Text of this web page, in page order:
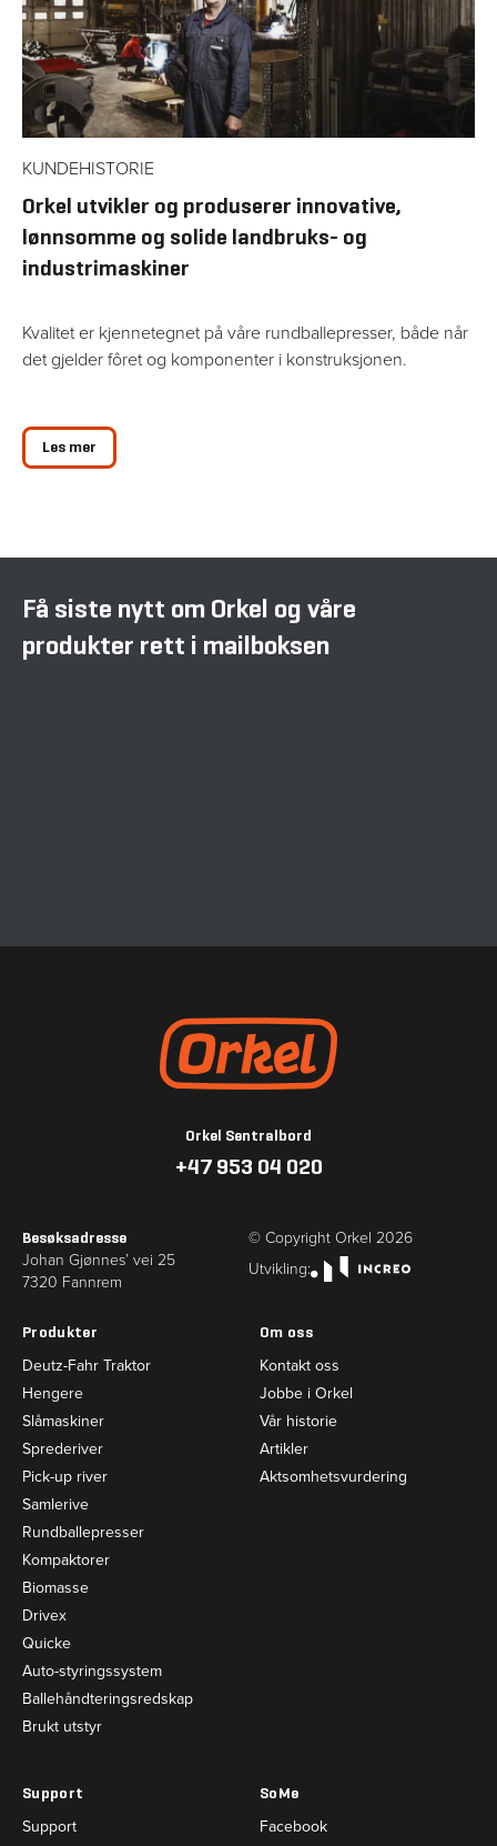
KUNDEHISTORIE
Orkel utvikler og produserer innovative,
lønnsomme og solide landbruks- og
industrimaskiner
Kvalitet er kjennetegnet på våre rundballepresser, både når
det gjelder fôret og komponenter i konstruksjonen.
Les mer
Få siste nytt om Orkel og våre
produkter rett i mailboksen
Orkel Sentralbord
+47 953 04 020
Besøksadresse
Johan Gjønnes’ vei 25
7320 Fannrem
© Copyright Orkel 2026
Utvikling:
Produkter
Deutz-Fahr Traktor
Hengere
Slåmaskiner
Sprederiver
Pick-up river
Samlerive
Rundballepresser
Kompaktorer
Biomasse
Drivex
Quicke
Auto-styringssystem
Ballehåndteringsredskap
Brukt utstyr
Om oss
Kontakt oss
Jobbe i Orkel
Vår historie
Artikler
Aktsomhetsvurdering
Support
Support
SoMe
Facebook